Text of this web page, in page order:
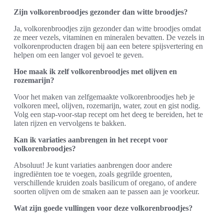
Zijn volkorenbroodjes gezonder dan witte broodjes?
Ja, volkorenbroodjes zijn gezonder dan witte broodjes omdat
ze meer vezels, vitaminen en mineralen bevatten. De vezels in
volkorenproducten dragen bij aan een betere spijsvertering en
helpen om een langer vol gevoel te geven.
Hoe maak ik zelf volkorenbroodjes met olijven en
rozemarijn?
Voor het maken van zelfgemaakte volkorenbroodjes heb je
volkoren meel, olijven, rozemarijn, water, zout en gist nodig.
Volg een stap-voor-stap recept om het deeg te bereiden, het te
laten rijzen en vervolgens te bakken.
Kan ik variaties aanbrengen in het recept voor
volkorenbroodjes?
Absoluut! Je kunt variaties aanbrengen door andere
ingrediënten toe te voegen, zoals gegrilde groenten,
verschillende kruiden zoals basilicum of oregano, of andere
soorten olijven om de smaken aan te passen aan je voorkeur.
Wat zijn goede vullingen voor deze volkorenbroodjes?